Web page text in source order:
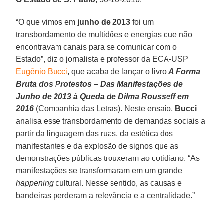
“O que vimos em junho de 2013 foi um
transbordamento de multidões e energias que não
encontravam canais para se comunicar com o
Estado”, diz o jornalista e professor da ECA-USP
Eugênio Bucci, que acaba de lançar o livroA Forma
Bruta dos Protestos – Das Manifestações de
Junho de 2013 à Queda de Dilma Rousseff em
2016 (Companhia das Letras). Neste ensaio, Bucci
analisa esse transbordamento de demandas sociais a
partir da linguagem das ruas, da estética dos
manifestantes e da explosão de signos que as
demonstrações públicas trouxeram ao cotidiano. “As
manifestações se transformaram em um grande
happening cultural. Nesse sentido, as causas e
bandeiras perderam a relevância e a centralidade.”